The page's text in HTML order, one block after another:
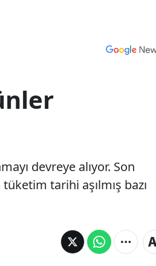
devreye alıyor. Son
tarihi aşılmış bazı